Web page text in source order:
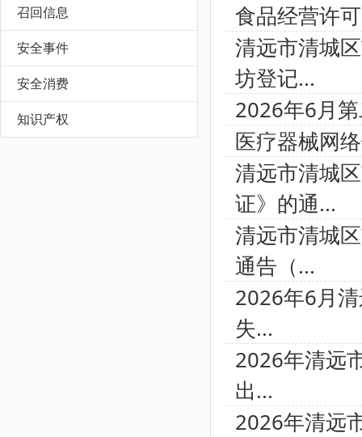
召回信息
安全事件
安全消费
知识产权
食品经营许
清远市清城
坊登记...
2026年6月
医疗器械网
清远市清城
证》的通...
清远市清城
通告（...
2026年6月
失...
2026年清远
出...
2026年清远